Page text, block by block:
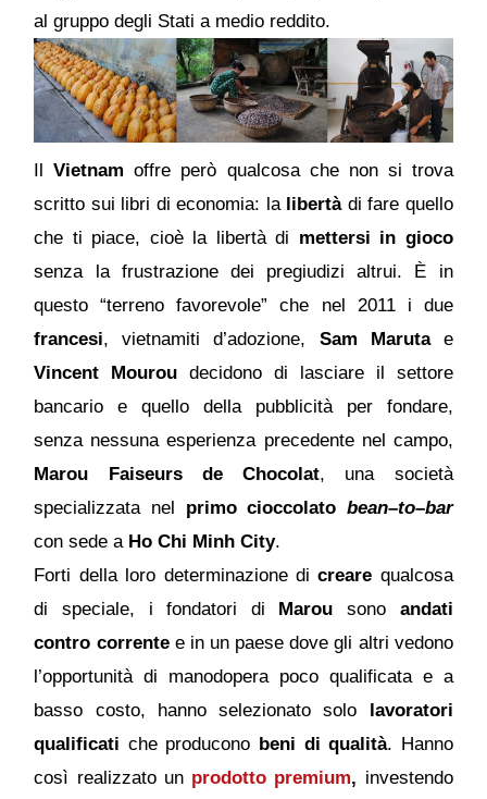
al gruppo degli Stati a medio reddito.
IlVietnam offre però qualcosa che non si trova
scritto sui libri di economia: lalibertà di fare quello
che ti piace, cioè la libertà di mettersi in gioco
senza la frustrazione dei pregiudizi altrui. È in
questo “terreno favorevole” che nel 2011 i due
francesi, vietnamiti d’adozione, Sam Marutae
Vincent Mourou decidono di lasciare il settore
bancario e quello della pubblicità per fondare,
senza nessuna esperienza precedente nel campo,
Marou Faiseurs de Chocolat, una società
specializzata nel primo cioccolato bean–to–bar
con sede aHo Chi Minh City.
Forti della loro determinazione dicreare qualcosa
di speciale, i fondatori di
Marou sono andati
contro correntee in un paese dove gli altri vedono
l’opportunità di manodopera poco qualificata e a
basso costo, hanno selezionato solo
lavoratori
qualificati che producono beni di qualità. Hanno
così realizzato un prodotto premium, investendo